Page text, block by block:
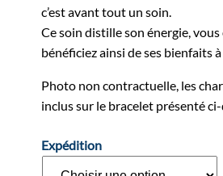
c’est avant tout un soin.
Ce soin distille son énergie,
bénéficiez ainsi de ses bienfaits
Photo non contractuelle, les
inclus sur le bracelet présenté ci-
Expédition